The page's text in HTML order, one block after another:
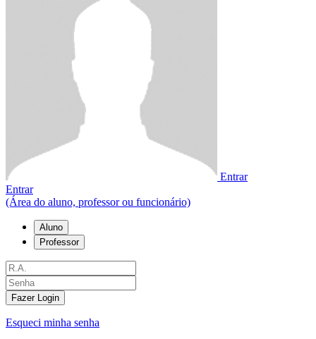
Entrar
Entrar
(Área do aluno, professor ou funcionário)
Aluno
Professor
Fazer Login
Esqueci minha senha